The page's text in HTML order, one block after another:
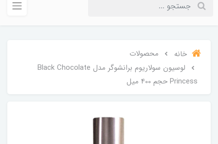
خانه
محصولات
لوسیون سولاریوم برانشوگر مدل Black Chocolate
Princess حجم 400 میل